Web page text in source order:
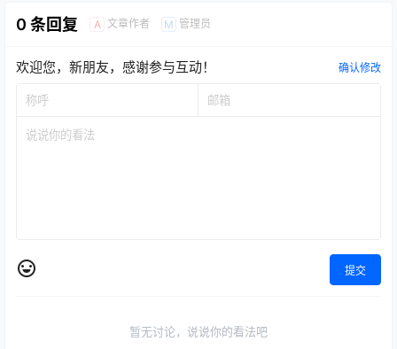
0 条回复 A 文章作者 M 管理员
欢迎您，新朋友，感谢参与互动！ 确认修改
提交
暂无讨论，说说你的看法吧